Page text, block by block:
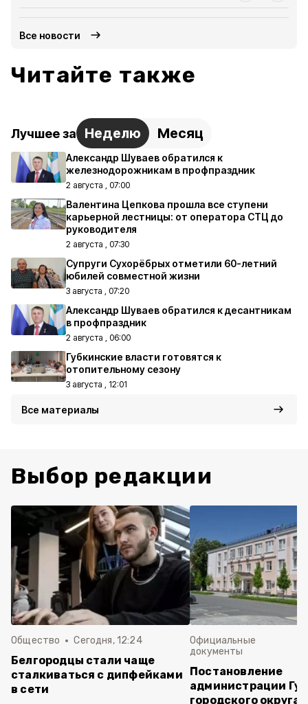
Все новости
Читайте также
Лучшее за Неделю Месяц
Александр Шуваев обратился к
железнодорожникам в профпраздник
2 августа , 07:00
Валентина Цепкова прошла все ступени
карьерной лестницы: от оператора СТЦ до
руководителя
2 августа , 07:30
Супруги Сухорёбрых отметили 60-летний
юбилей совместной жизни
3 августа , 07:20
Александр Шуваев обратился к десантникам
в профпраздник
2 августа , 06:00
Губкинские власти готовятся к
отопительному сезону
3 августа , 12:01
Все материалы
Выбор редакции
Общество Сегодня, 12:24
Белгородцы стали чаще
сталкиваться с дипфейками
в сети
Официальные
документы
Постановление
администрации
городского округа